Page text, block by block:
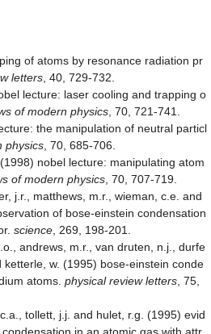
of atoms by resonance radiation pr
letters , 40, 729-732.
lecture: laser cooling and trapping o
of modern physics , 70, 721-741.
the manipulation of neutral particl
physics , 70, 685-706.
nobel lecture: manipulating atom
of modern physics , 70, 707-719.
j.r., matthews, m.r., wieman, c.e. and
of bose-einstein condensation
science , 269, 198-201.
andrews, m.r., van druten, n.j., durfe
w. (1995) bose-einstein conde
atoms. physical review letters , 75,
tollett, j.j. and hulet, r.g. (1995) evid
in an atomic gas with attr